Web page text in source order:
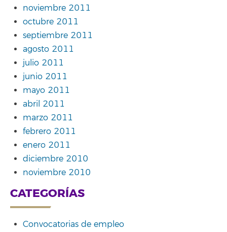
noviembre 2011
octubre 2011
septiembre 2011
agosto 2011
julio 2011
junio 2011
mayo 2011
abril 2011
marzo 2011
febrero 2011
enero 2011
diciembre 2010
noviembre 2010
CATEGORÍAS
Convocatorias de empleo